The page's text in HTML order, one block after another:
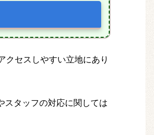
セスしやすい立地にあり
スタッフの対応に関しては